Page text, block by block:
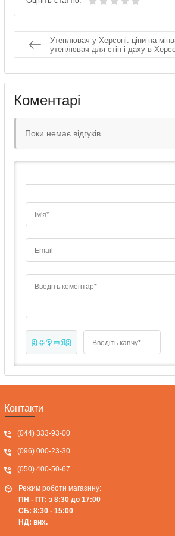
Утеплювач у Херсоні: ціни на
утеплювач для стін і даху в
Коментарі
Поки немає відгуків
Ім'я*
Email
Введіть коментар*
9 + ? = 18 Введіть капчу*
Контакти
(044) 333-93-00
(096) 000-23-30
(050) 400-50-67
Режим роботи магазину:
ПН - ПТ: з 8:30 до 17:00
СБ: 8:30 - 15:00
НД: вих.